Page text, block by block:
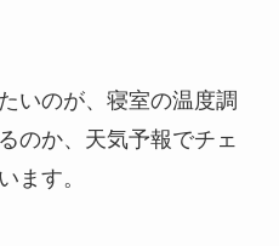
いのが、寝室の温度調
のか、天気予報でチェ
ます。